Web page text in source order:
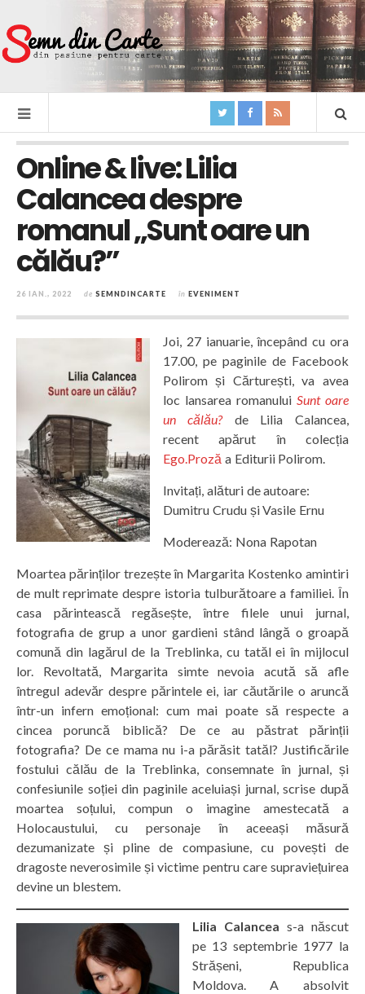
Online & live: Lilia
Calancea despre
romanul „Sunt oare un
călău?”
26 IAN., 2022 de SEMNDINCARTE în EVENIMENT
Joi, 27 ianuarie, începând cu ora
17.00, pe paginile de Facebook
Polirom și Cărturești, va avea
loc lansarea romanului Sunt oare
un călău?
de Lilia Calancea,
recent apărut în colecția
Ego.Proză a Editurii Polirom.
Invitați, alături de autoare:
Dumitru Crudu și Vasile Ernu
Moderează: Nona Rapotan
Moartea părinților trezește în Margarita Kostenko amintiri
de mult reprimate despre istoria tulburătoare a familiei. În
casa părintească regăsește, între filele unui jurnal,
fotografia de grup a unor gardieni stând lângă o groapă
comună din lagărul de la Treblinka, cu tatăl ei în mijlocul
lor. Revoltată, Margarita simte nevoia acută să afle
întregul adevăr despre părintele ei, iar căutările o aruncă
într-un infern emoțional: cum mai poate să respecte a
cincea poruncă biblică? De ce au păstrat părinții
fotografia? De ce mama nu i-a părăsit tatăl? Justificările
fostului călău de la Treblinka, consemnate în jurnal, și
confesiunile soției din paginile aceluiași jurnal, scrise după
moartea soțului, compun o imagine amestecată a
Holocaustului, cu personaje în aceeași măsură
dezumanizate și pline de compasiune, cu povești de
dragoste neverosimile și victime pentru care supraviețuirea
devine un blestem.
Lilia Calancea s-a născut
pe 13 septembrie 1977 la
Strășeni, Republica
Moldova. A absolvit